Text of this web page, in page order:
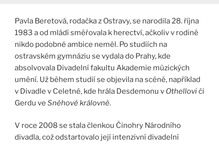
Pavla Beretová, rodačka z Ostravy, se narodila 28. října
1983 a od mládí směřovala k herectví, ačkoliv v rodině
nikdo podobné ambice neměl. Po studiích na
ostravském gymnáziu se vydala do Prahy, kde
absolvovala Divadelní fakultu Akademie múzických
umění. Už během studií se objevila na scéně, například
v Divadle v Celetné, kde hrála Desdemonu v Othelloviči
Gerdu ve Sněhové královně.
V roce 2008 se stala členkou Činohry Národního
divadla, což odstartovalo její intenzivní divadelní